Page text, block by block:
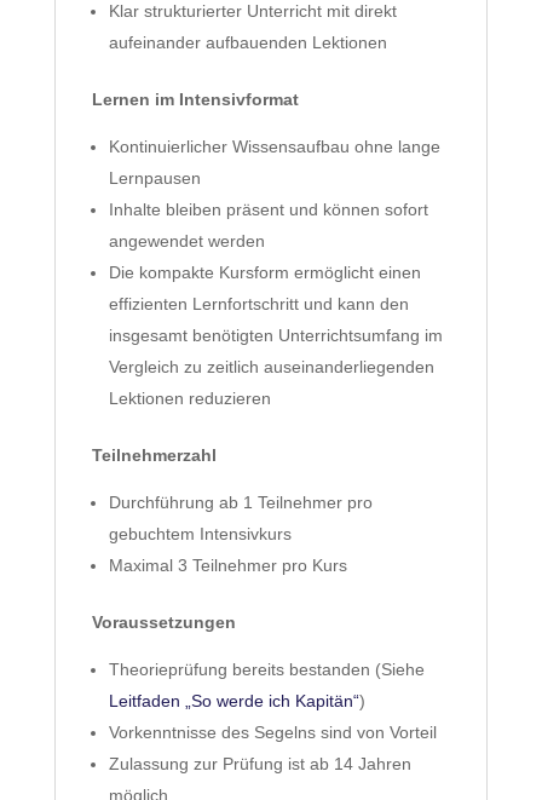
Klar strukturierter Unterricht mit direkt
aufeinander aufbauenden Lektionen
Lernen im Intensivformat
Kontinuierlicher Wissensaufbau ohne lange
Lernpausen
Inhalte bleiben präsent und können sofort
angewendet werden
Die kompakte Kursform ermöglicht einen
effizienten Lernfortschritt und kann den
insgesamt benötigten Unterrichtsumfang im
Vergleich zu zeitlich auseinanderliegenden
Lektionen reduzieren
Teilnehmerzahl
Durchführung ab 1 Teilnehmer pro
gebuchtem Intensivkurs
Maximal 3 Teilnehmer pro Kurs
Voraussetzungen
Theorieprüfung bereits bestanden (Siehe
Leitfaden „So werde ich Kapitän“)
Vorkenntnisse des Segelns sind von Vorteil
Zulassung zur Prüfung ist ab 14 Jahren
möglich